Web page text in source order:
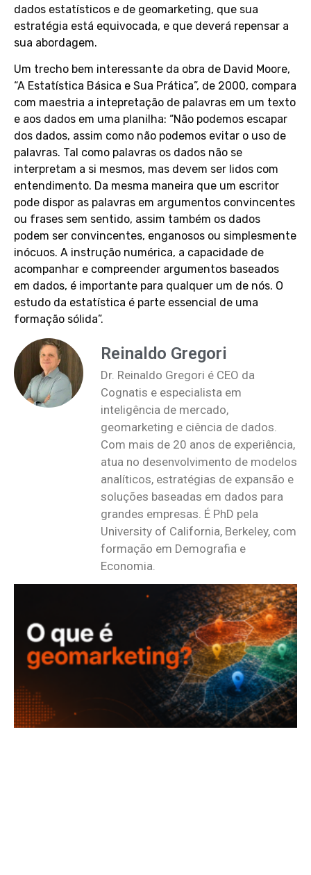
dados estatísticos e de geomarketing, que sua
estratégia está equivocada, e que deverá repensar a
sua abordagem.
Um trecho bem interessante da obra de David Moore,
“A Estatística Básica e Sua Prática”, de 2000, compara
com maestria a intepretação de palavras em um texto
e aos dados em uma planilha: “Não podemos escapar
dos dados, assim como não podemos evitar o uso de
palavras. Tal como palavras os dados não se
interpretam a si mesmos, mas devem ser lidos com
entendimento. Da mesma maneira que um escritor
pode dispor as palavras em argumentos convincentes
ou frases sem sentido, assim também os dados
podem ser convincentes, enganosos ou simplesmente
inócuos. A instrução numérica, a capacidade de
acompanhar e compreender argumentos baseados
em dados, é importante para qualquer um de nós. O
estudo da estatística é parte essencial de uma
formação sólida”.
Reinaldo Gregori
Dr. Reinaldo Gregori é CEO da
Cognatis e especialista em
inteligência de mercado,
geomarketing e ciência de dados.
Com mais de 20 anos de experiência,
atua no desenvolvimento de modelos
analíticos, estratégias de expansão e
soluções baseadas em dados para
grandes empresas. É PhD pela
University of California, Berkeley, com
formação em Demografia e
Economia.